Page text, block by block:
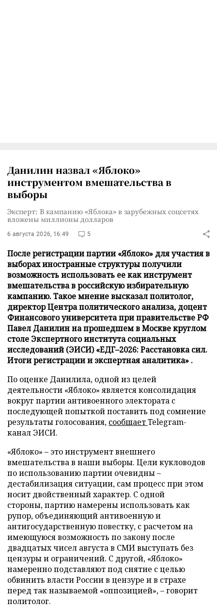
Данилин назвал «Яблоко»
инструментом вмешательства в
выборы
Эксперт: В кампанию «Яблока» в зарубежных соцсетях
вложены миллионы долларов
6 августа 2026, 16:49 5
После регистрации партии «Яблоко» для участия в
выборах иностранные структуры получили
возможность использовать ее как инструмент
вмешательства в российскую избирательную
кампанию. Такое мнение высказал политолог,
директор Центра политического анализа, доцент
Финансового университета при правительстве РФ
Павел Данилин на прошедшем в Москве круглом
столе Экспертного института социальных
исследований (ЭИСИ) «ЕДГ–2026: Расстановка сил.
Итоги регистрации и экспертная аналитика» .
По оценке Данилила, одной из целей
деятельности «Яблоко» является консолидация
вокруг партии антивоенного электората с
последующей попыткой поставить под сомнение
результаты голосования, сообщаетTelegram-
канал ЭИСИ.
«Яблоко» – это инструмент внешнего
вмешательства в наши выборы. Цели кукловодов
по использованию партии очевидны –
дестабилизация ситуации, сам процесс при этом
носит двойственный характер. С одной
стороны, партию намерены использовать как
рупор, объединяющий антивоенную и
антигосударственную повестку, с расчетом на
имеющуюся возможность по закону после
двадцатых чисел августа в СМИ выступать без
цензуры и ограничений. С другой, «Яблоко»
намеренно подставляют под снятие с целью
обвинить власти России в цензуре и в страхе
перед так называемой «оппозицией», – говорит
политолог.